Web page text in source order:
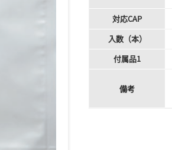
対応CAP
入数（本）
付属品1
備考